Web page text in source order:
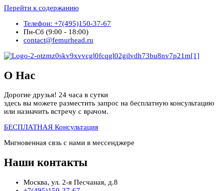
Перейти к содержанию
Телефон: +7(495)150-37-67
Пн-Сб (9:00 - 18:00)
contact@femurhead.ru
О Нас
Дорогие друзья! 24 часа в сутки
здесь вы можете разместить запрос на бесплатную консультацию
или назначить встречу с врачом.
БЕСПЛАТНАЯ Консультация
Мнгновенная свзь с нами в мессенджере
Наши контакты
Москва, ул. 2-я Песчаная, д.8